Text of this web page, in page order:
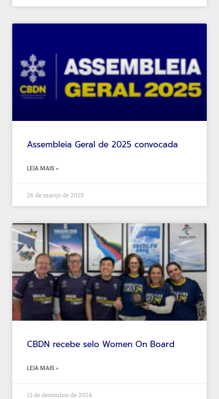
Assembleia Geral de 2025 convocada
LEIA MAIS »
26 de março de 2025
CBDN recebe selo Women On Board
LEIA MAIS »
13 de dezembro de 2024